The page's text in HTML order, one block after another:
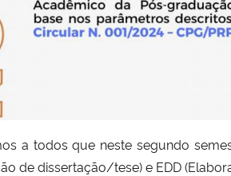
a todos que neste segundo
de dissertação/tese) e EDD